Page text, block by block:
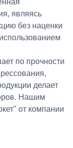
являясь
без наценки
по прочности
делает
Нашим
от компании